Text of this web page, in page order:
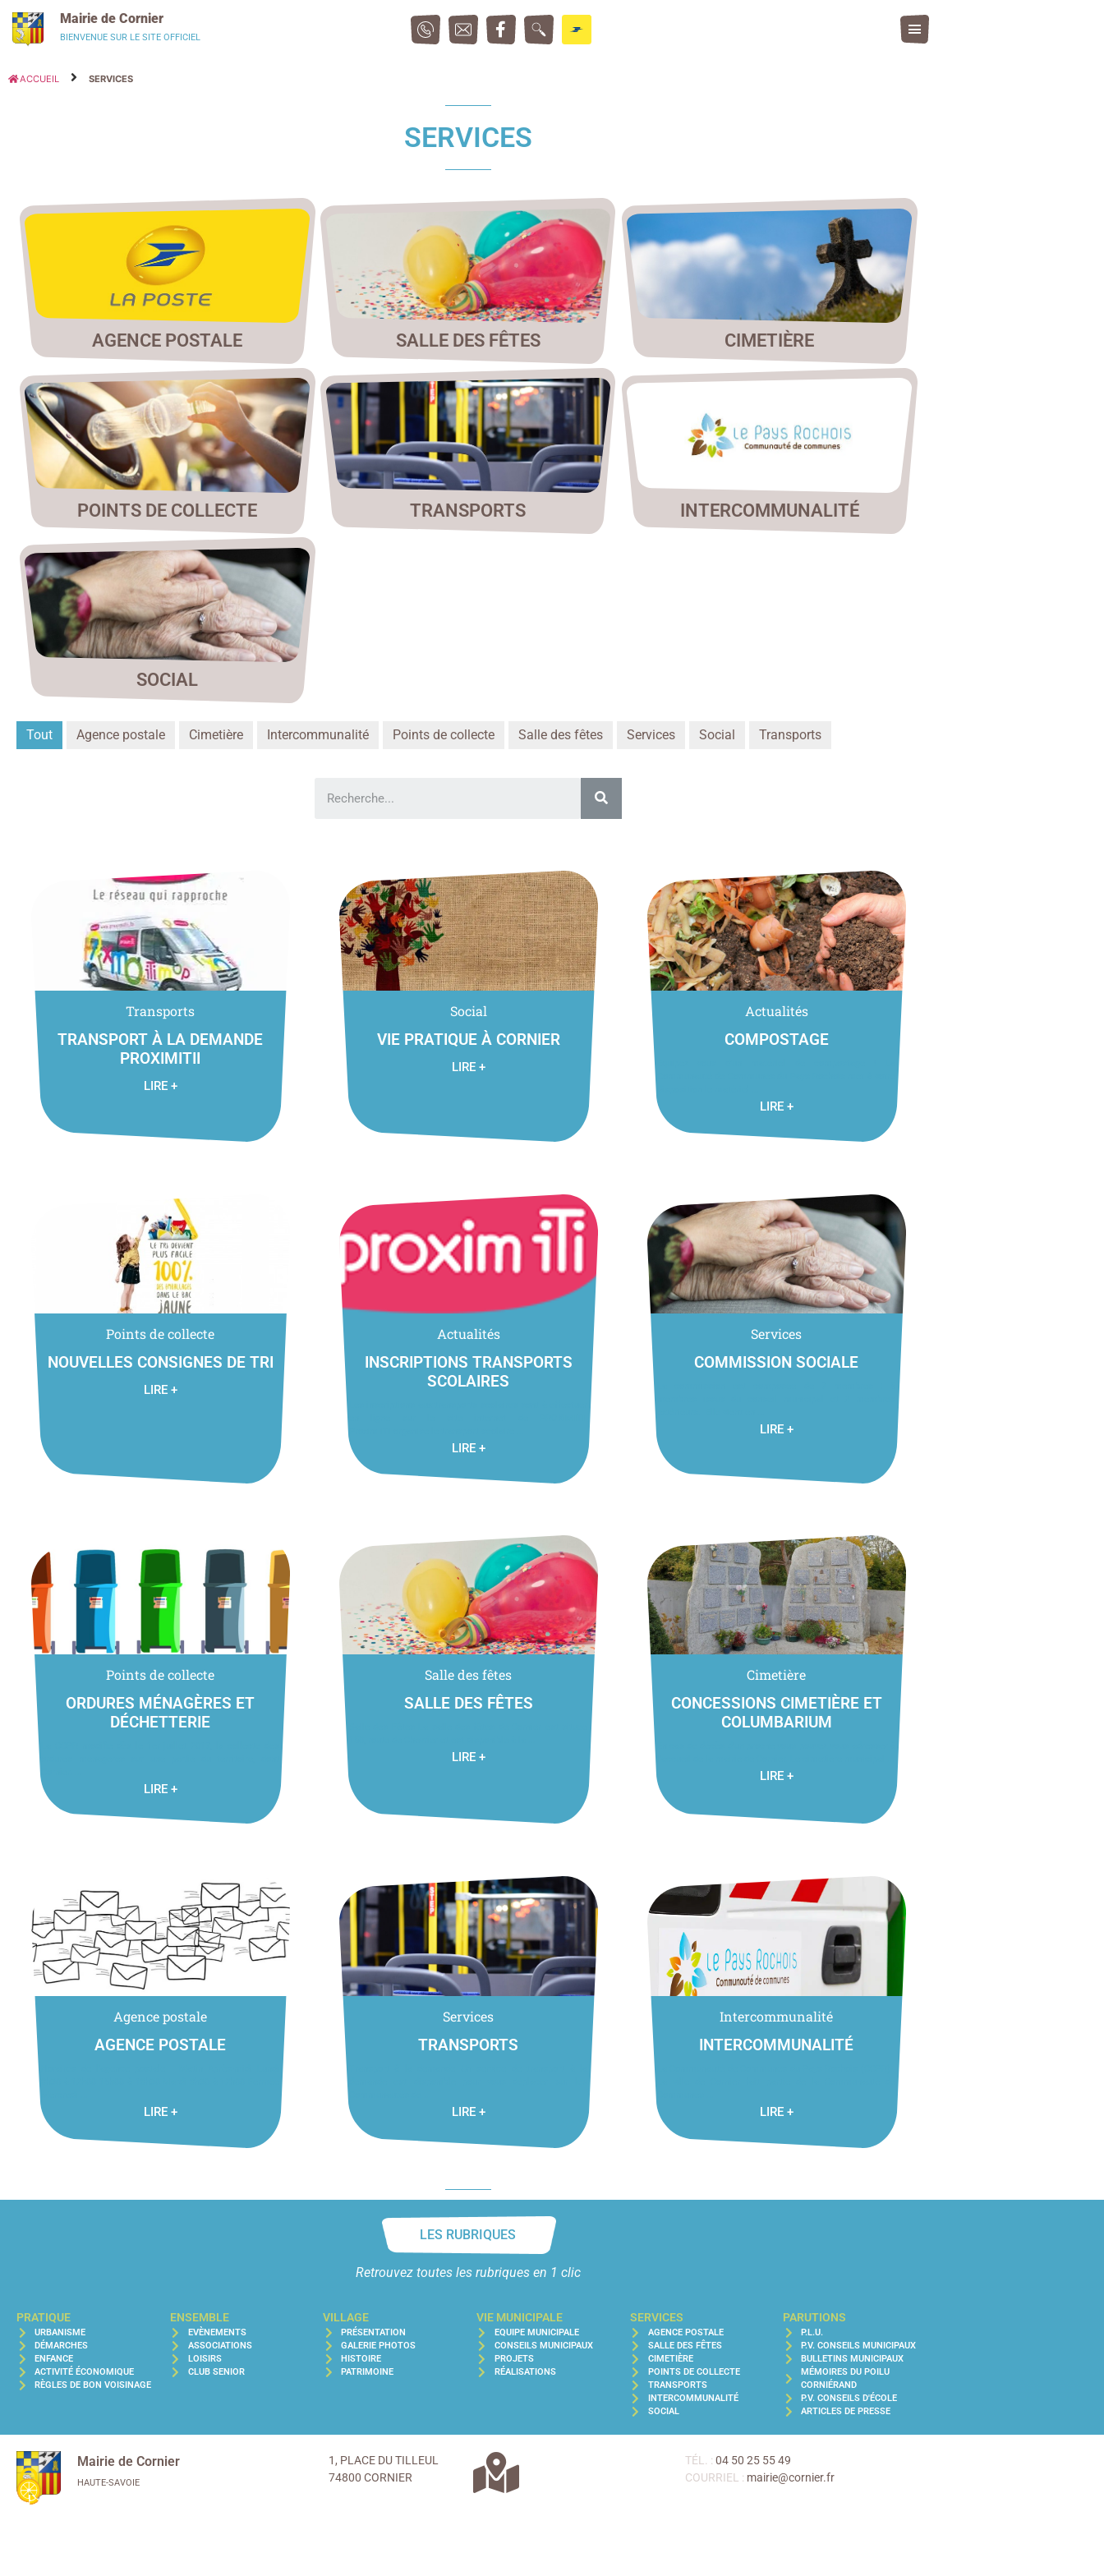
Mairie de Cornier
BIENVENUE SUR LE SITE OFFICIEL
ACCUEIL SERVICES
SERVICES
AGENCE POSTALE SALLE DES FÊTES CIMETIÈRE
POINTS DE COLLECTE TRANSPORTS INTERCOMMUNALITÉ
SOCIAL
Tout Agence postale Cimetière Intercommunalité Points de collecte Salle des fêtes Services Social Transports
Transports
TRANSPORT À LA DEMANDE
PROXIMITII
LIRE +
Social
VIE PRATIQUE À CORNIER
LIRE +
Actualités
COMPOSTAGE
LIRE +
Points de collecte
NOUVELLES CONSIGNES DE TRI
LIRE +
Actualités
INSCRIPTIONS TRANSPORTS
SCOLAIRES
LIRE +
Services
COMMISSION SOCIALE
LIRE +
Points de collecte
ORDURES MÉNAGÈRES ET
DÉCHETTERIE
LIRE +
Salle des fêtes
SALLE DES FÊTES
LIRE +
Cimetière
CONCESSIONS CIMETIÈRE ET
COLUMBARIUM
LIRE +
Agence postale
AGENCE POSTALE
LIRE +
Services
TRANSPORTS
LIRE +
Intercommunalité
INTERCOMMUNALITÉ
LIRE +
LES RUBRIQUES
Retrouvez toutes les rubriques en 1 clic
PRATIQUE
URBANISME
DÉMARCHES
ENFANCE
ACTIVITÉ ÉCONOMIQUE
RÈGLES DE BON VOISINAGE
ENSEMBLE
EVÈNEMENTS
ASSOCIATIONS
LOISIRS
CLUB SENIOR
VILLAGE
PRÉSENTATION
GALERIE PHOTOS
HISTOIRE
PATRIMOINE
VIE MUNICIPALE
EQUIPE MUNICIPALE
CONSEILS MUNICIPAUX
PROJETS
RÉALISATIONS
SERVICES
AGENCE POSTALE
SALLE DES FÊTES
CIMETIÈRE
POINTS DE COLLECTE
TRANSPORTS
INTERCOMMUNALITÉ
SOCIAL
PARUTIONS
P.L.U.
P.V. CONSEILS MUNICIPAUX
BULLETINS MUNICIPAUX
MÉMOIRES DU POILU
CORNIÉRAND
P.V. CONSEILS D'ÉCOLE
ARTICLES DE PRESSE
Mairie de Cornier
HAUTE-SAVOIE
1, PLACE DU TILLEUL
74800 CORNIER
TÉL. : 04 50 25 55 49
COURRIEL : mairie@cornier.fr
Panneau de gestion des cookies